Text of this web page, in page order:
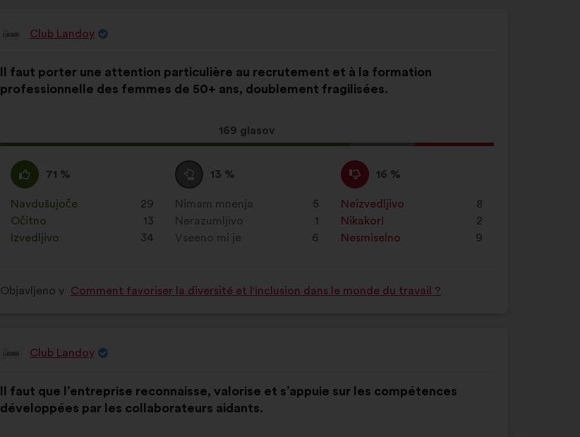
Predlog:
Club Landoy
predloga:
Il faut porter une attention particulière au recrutement et à la formation
professionnelle des femmes de 50+ ans, doublement fragilisées.
Ta
predlog
zbral:
169 glasov
naslednjo
porazdelitvijo:
Za
:
71 %
Ta
predlog
je
prejel
naslednje
Navdušujoče
: 29
krat
Očitno
: 13
krat
Izvedljivo
34
krat
Neopredeljen/-
a
:
13 %
Ta
predlog
je
prejel
naslednje
Nimam mnenja
: 5
krat
Nerazumljivo
: 1
krat
Vseeno mi je
: 6
krat
Proti
:
16 %
Ta
predlog
je
prejel
naslednje
Neizvedljivo
: 8
krat
Nikakor!
: 2
krat
Nesmiselno
: 9
krat
Objavljeno v Comment favoriser la diversité et l'inclusion dans le monde du travail ?
Predlog:
Club Landoy
predloga:
Il faut que l’entreprise reconnaisse, valorise et s’appuie sur les compétences
développées par les collaborateurs aidants.
naslednjo
porazdelitvijo: